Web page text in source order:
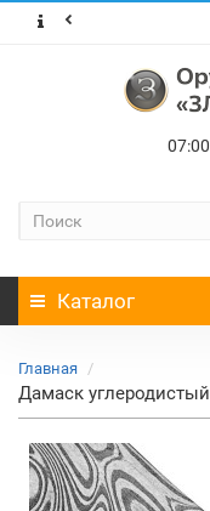
Каталог
Главная
Дамаск